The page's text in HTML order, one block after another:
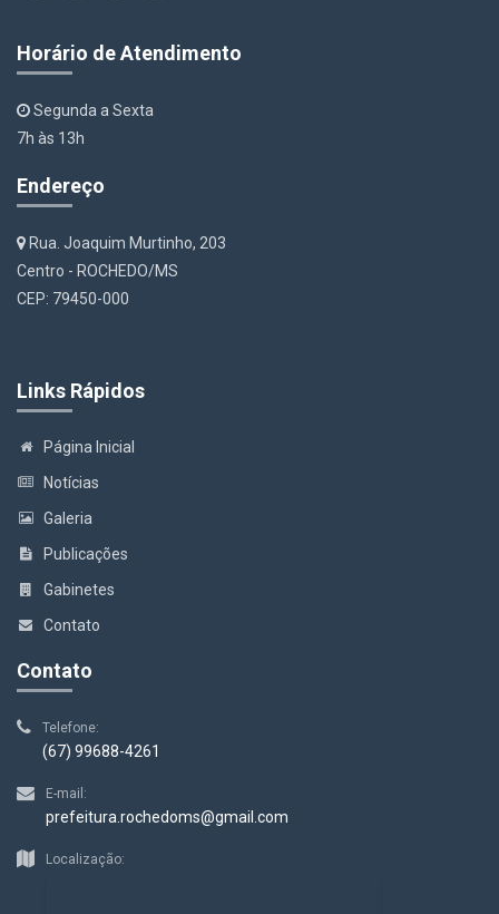
Horário de Atendimento
Segunda a Sexta
7h às 13h
Endereço
Rua. Joaquim Murtinho, 203
Centro - ROCHEDO/MS
CEP: 79450-000
Links Rápidos
Página Inicial
Notícias
Galeria
Publicações
Gabinetes
Contato
Contato
Telefone:
(67) 99688-4261
E-mail:
prefeitura.rochedoms@gmail.com
Localização: